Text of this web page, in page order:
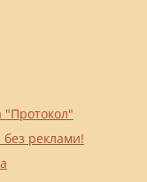
"Протокол"
реклами!